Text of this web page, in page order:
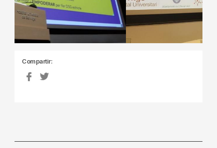
Compartir: